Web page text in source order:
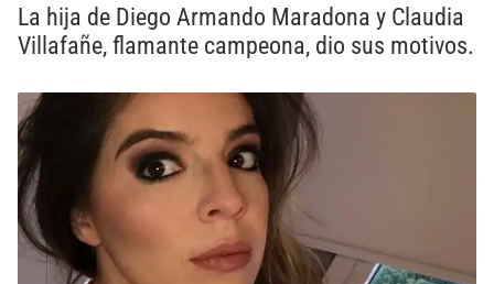
La hija de Diego Armando Maradona y Claudia
Villafañe, flamante campeona, dio sus motivos.